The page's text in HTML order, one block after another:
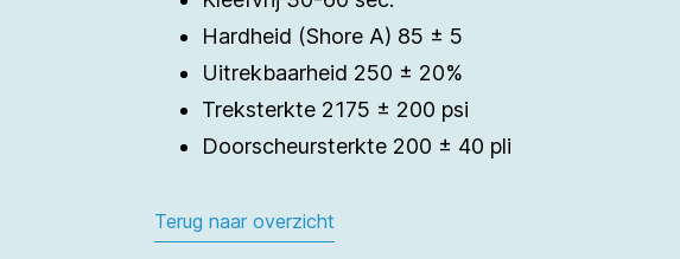
Hardheid (Shore A) 85 ± 5
Uitrekbaarheid 250 ± 20%
Treksterkte 2175 ± 200 psi
Doorscheursterkte 200 ± 40 pli
Terug naar overzicht